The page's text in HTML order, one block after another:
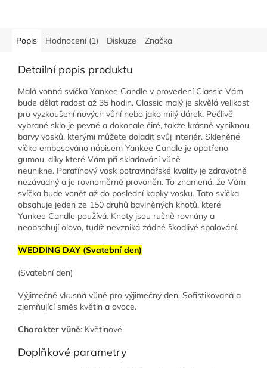
Popis Hodnocení (1) Diskuze Značka
Detailní popis produktu
Malá vonná svíčka Yankee Candle v provedení Classic Vám
bude dělat radost až 35 hodin. Classic malý je skvělá velikost
pro vyzkoušení nových vůní nebo jako milý dárek. Pečlivě
vybrané sklo je pevné a dokonale čiré, takže krásně vyniknou
barvy vosků, kterými můžete doladit svůj interiér. Skleněné
víčko embosováno nápisem Yankee Candle je opatřeno
gumou, díky které Vám při skladování vůně
neunikne. Parafínový vosk potravinářské kvality je zdravotně
nezávadný a je rovnoměrně provoněn. To znamená, že Vám
svíčka bude vonět až do poslední kapky vosku. Tato svíčka
obsahuje jeden ze 150 druhů bavlněných knotů, které
Yankee Candle používá. Knoty jsou ručně rovnány a
neobsahují olovo, tudíž nevzniká žádné škodlivé spalování.
WEDDING DAY (Svatební den)
(Svatební den)
Výjimečně vkusná vůně pro výjimečný den. Sofistikovaná a
zjemňující směs květin a ovoce.
Charakter vůně: Květinové
Doplňkové parametry